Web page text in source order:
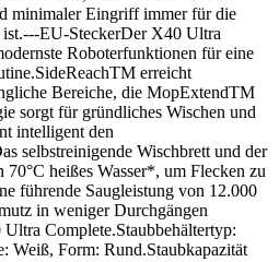
minimaler Eingriff immer für die
ist.---EU-SteckerDer X40 Ultra
Roboterfunktionen für eine
erreicht
Bereiche, die MopExtendTM
sorgt für gründliches Wischen und
intelligent den
selbstreinigende Wischbrett und der
heißes Wasser*, um Flecken zu
führende Saugleistung von 12.000
in weniger Durchgängen
Complete.Staubbehältertyp:
Weiß, Form: Rund.Staubkapazität